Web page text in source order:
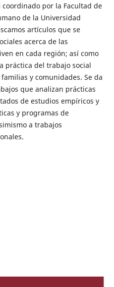
por la Facultad de
de la Universidad
artículos que se
acerca de las
en cada región; así como
práctica del trabajo social
y comunidades. Se da
que analizan prácticas
de estudios empíricos y
y programas de
a trabajos